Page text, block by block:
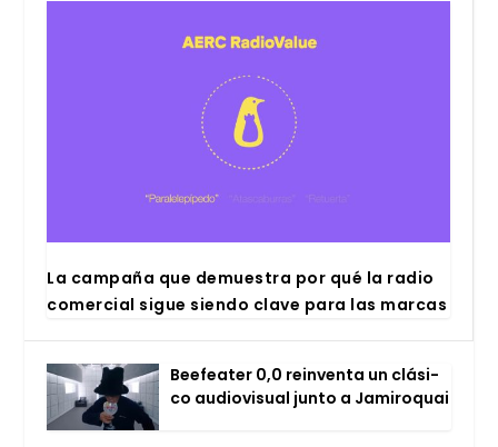
La cam­pa­ña que demues­tra por qué la radio
comer­cial sigue sien­do cla­ve para las mar­cas
Bee­fea­ter 0,0 rein­ven­ta un clá­si­
co audio­vi­sual jun­to a Jami­ro­quai